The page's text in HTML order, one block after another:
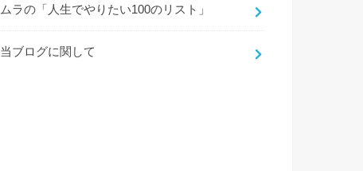
ムラの「人生でやりたい100のリスト」
当ブログに関して